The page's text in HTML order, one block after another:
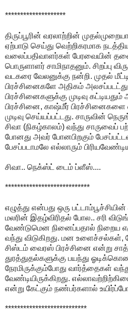
********************
திருப்பூரின் வரலாற்றின்
ஏற்பாடு செய்து வெற்றிகரமாக
வலைப்பதிவாளர்கள் பேரவையின்
பொருளாளர் சாமிநாதனும். சிறப்பு
வடகரை வேலனுக்கு நன்றி. முதல்
பிரச்சினைகளே அதிகம்
பிரச்சினைகளுக்கு முடிவு
பிரச்சினை, காஷ்மீர்
முடிவு செய்யப்பட்டது. சாருவின்
சிவா (நிகழ்காலம்) வந்து சாருவைப்
போனது அவர் போனபிறகும்
பேசப்படாமலே எல்லாரும்
சிவா.. நெக்ஸ்ட் டைம் ப்ளீஸ்....
****************************
எழுத்து என்பது ஒரு
மலரின் இதழ்விரிதல் போல.. சரி
வேண்டுமென நினைப்பதால் நிறைய
வந்து விடுகிறது. மன உளைச்சல்கள்,
சிஸ்டம் வைரஸ் பிரச்சினை என்று
துரத்துதல்களுக்கு பயந்து
நேரமிருக்கும்போது வார்த்தைகள்
வேண்டியிருக்கிறது.
என்று கேட்கும் நண்பர்களால்
***************************